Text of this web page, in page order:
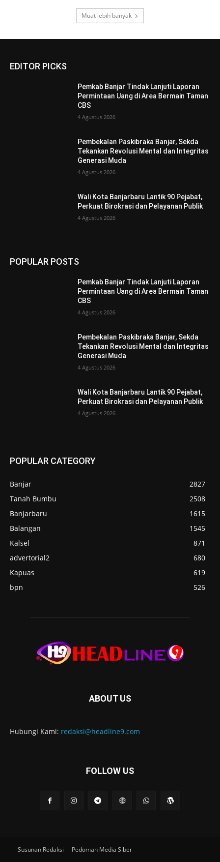
Muat lebih banyak
EDITOR PICKS
Pemkab Banjar Tindak Lanjuti Laporan
Permintaan Uang di Area Bermain Taman
CBS
4 Agustus 2026
Pembekalan Paskibraka Banjar, Sekda
Tekankan Revolusi Mental dan Integritas
Generasi Muda
4 Agustus 2026
Wali Kota Banjarbaru Lantik 90 Pejabat,
Perkuat Birokrasi dan Pelayanan Publik
4 Agustus 2026
POPULAR POSTS
Pemkab Banjar Tindak Lanjuti Laporan
Permintaan Uang di Area Bermain Taman
CBS
4 Agustus 2026
Pembekalan Paskibraka Banjar, Sekda
Tekankan Revolusi Mental dan Integritas
Generasi Muda
4 Agustus 2026
Wali Kota Banjarbaru Lantik 90 Pejabat,
Perkuat Birokrasi dan Pelayanan Publik
4 Agustus 2026
POPULAR CATEGORY
Banjar
2827
Tanah Bumbu
2508
Banjarbaru
1615
Balangan
1545
Kalsel
871
advertorial2
680
Kapuas
619
bpn
526
ABOUT US
Hubungi Kami: redaksi@headline9.com
FOLLOW US
Susunan Redaksi Pedoman Media Siber